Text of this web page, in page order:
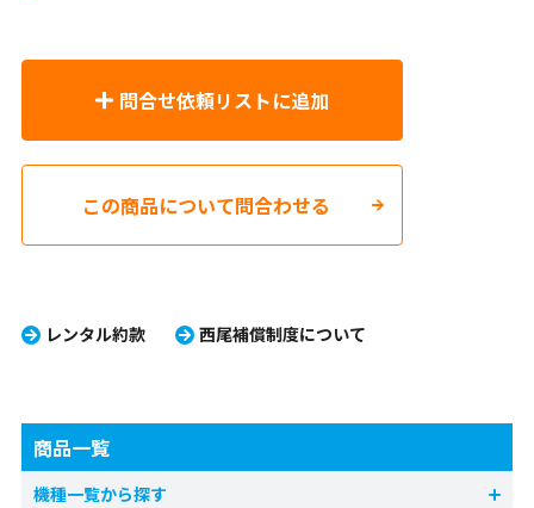
問合せ依頼リストに追加
この商品について問合わせる
レンタル約款 西尾補償制度について
商品一覧
機種一覧から探す